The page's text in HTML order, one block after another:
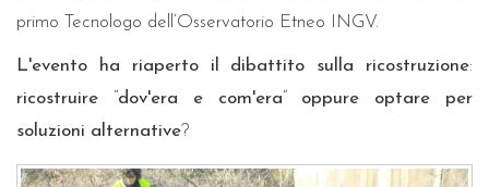
primo Tecnologo dell’Osservatorio Etneo INGV.
L'evento ha riaperto il dibattito sulla ricostruzione:
ricostruire “dov'era e com'era” oppure optare per
soluzioni alternative?